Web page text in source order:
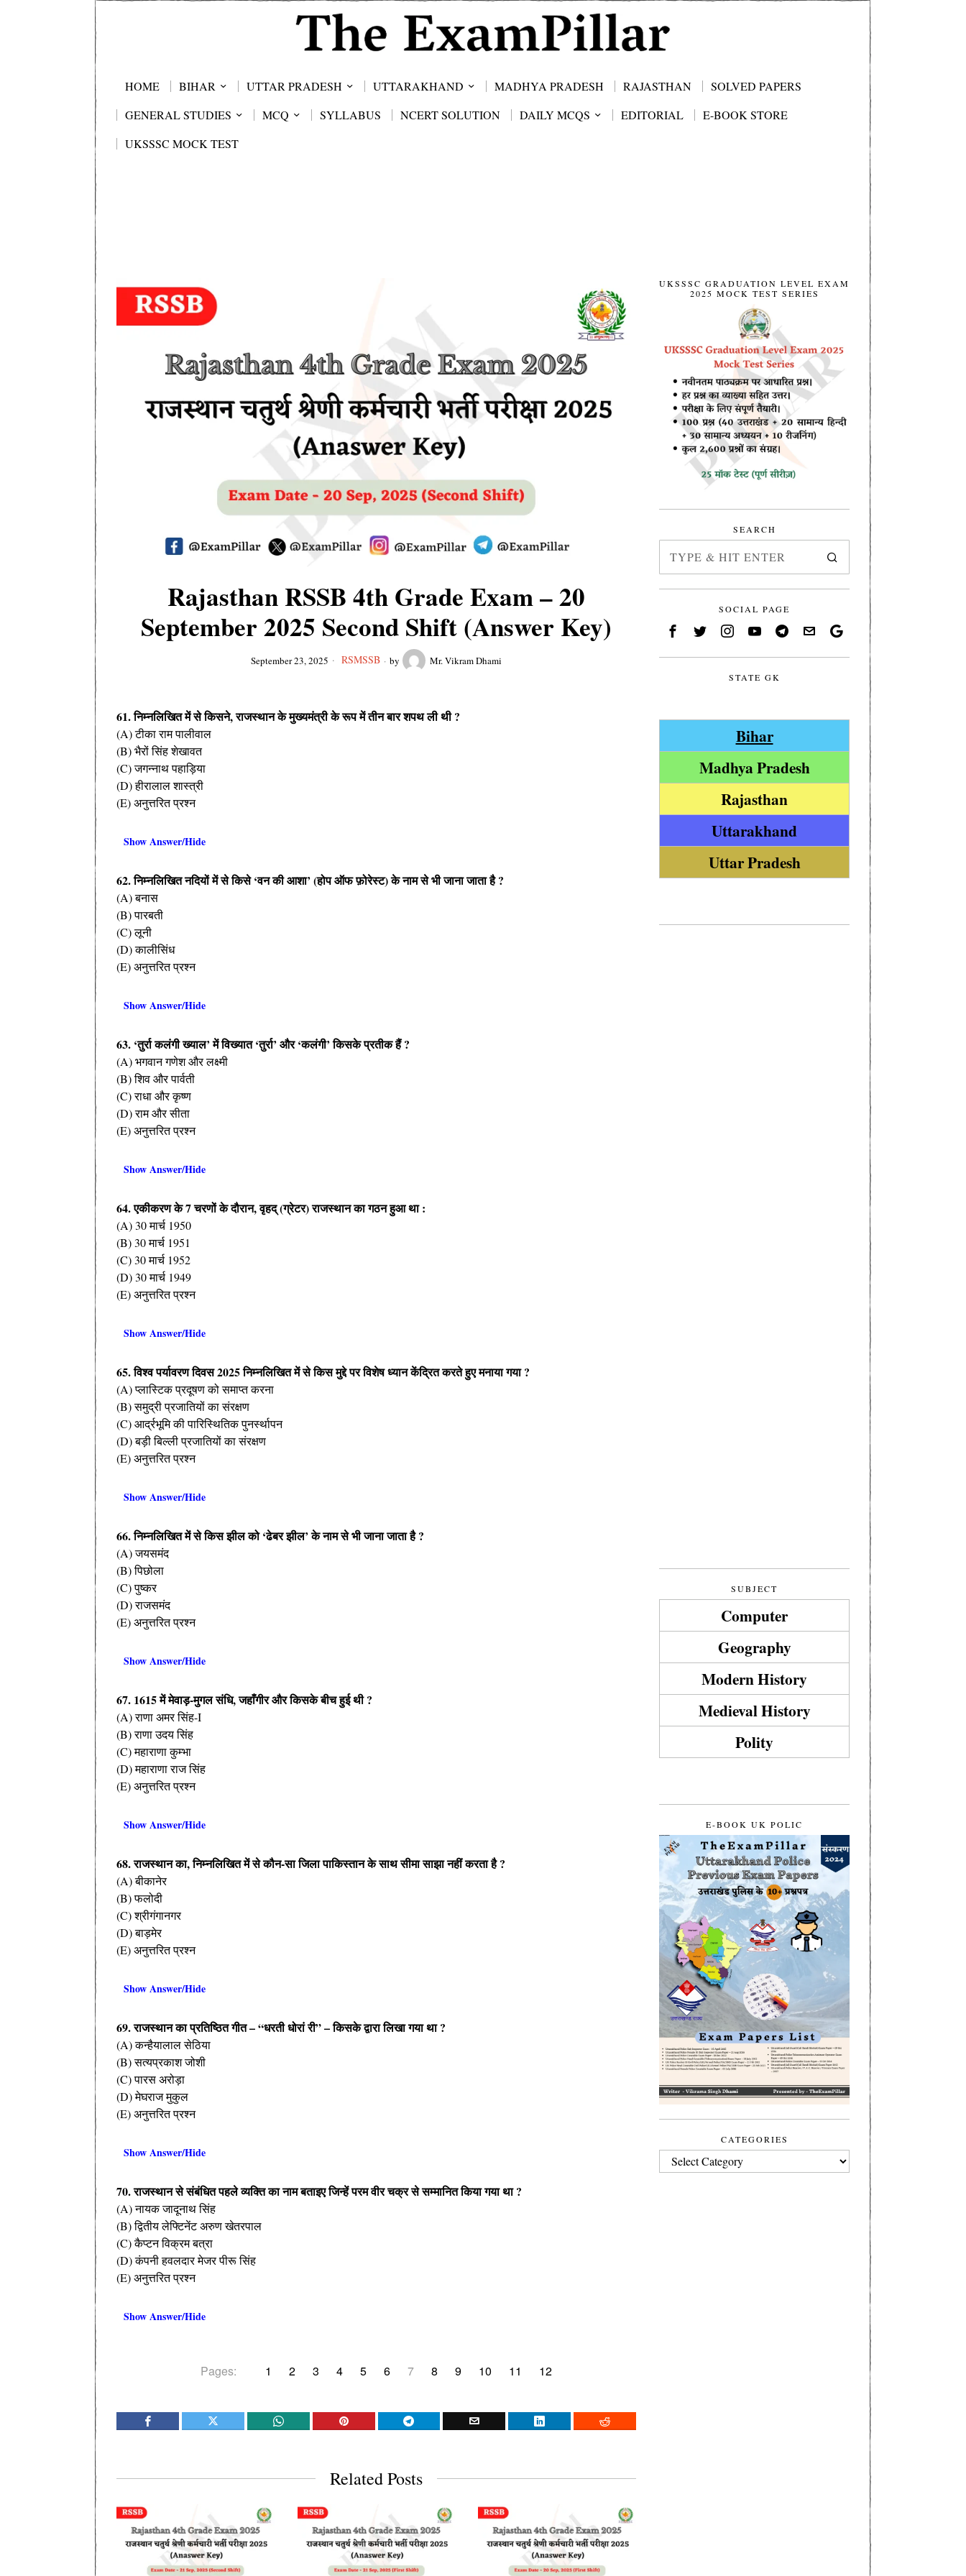
HOME BIHAR UTTAR PRADESH UTTARAKHAND MADHYA PRADESH RAJASTHAN
SOLVED PAPERS
GENERAL STUDIES
MCQ SYLLABUS NCERT SOLUTION DAILY MCQS EDITORIAL
E-BOOK STORE
UKSSSC MOCK TEST
Rajasthan RSSB 4th Grade Exam – 20
September 2025 Second Shift (Answer Key)
September 23, 2025 RSMSSB by Mr. Vikram Dhami
61. निम्नलिखित में से किसने, राजस्थान के मुख्यमंत्री के रूप में तीन बार शपथ ली थी ?
(A) टीका राम पालीवाल
(B) भैरों सिंह शेखावत
(C) जगन्नाथ पहाड़िया
(D) हीरालाल शास्त्री
(E) अनुत्तरित प्रश्न
Show Answer/Hide
62. निम्नलिखित नदियों में से किसे ‘वन की आशा’ (होप ऑफ फ़ोरेस्ट) के नाम से भी जाना जाता है ?
(A) बनास
(B) पारबती
(C) लूनी
(D) कालीसिंध
(E) अनुत्तरित प्रश्न
Show Answer/Hide
63. ‘तुर्रा कलंगी ख्याल’ में विख्यात ‘तुर्रा’ और ‘कलंगी’ किसके प्रतीक हैं ?
(A) भगवान गणेश और लक्ष्मी
(B) शिव और पार्वती
(C) राधा और कृष्ण
(D) राम और सीता
(E) अनुत्तरित प्रश्न
Show Answer/Hide
64. एकीकरण के 7 चरणों के दौरान, वृहद् (ग्रेटर) राजस्थान का गठन हुआ था :
(A) 30 मार्च 1950
(B) 30 मार्च 1951
(C) 30 मार्च 1952
(D) 30 मार्च 1949
(E) अनुत्तरित प्रश्न
Show Answer/Hide
65. विश्व पर्यावरण दिवस 2025 निम्नलिखित में से किस मुद्दे पर विशेष ध्यान केंद्रित करते हुए मनाया गया ?
(A) प्लास्टिक प्रदूषण को समाप्त करना
(B) समुद्री प्रजातियों का संरक्षण
(C) आर्द्रभूमि की पारिस्थितिक पुनर्स्थापन
(D) बड़ी बिल्ली प्रजातियों का संरक्षण
(E) अनुत्तरित प्रश्न
Show Answer/Hide
66. निम्नलिखित में से किस झील को ‘ढेबर झील’ के नाम से भी जाना जाता है ?
(A) जयसमंद
(B) पिछोला
(C) पुष्कर
(D) राजसमंद
(E) अनुत्तरित प्रश्न
Show Answer/Hide
67. 1615 में मेवाड़-मुगल संधि, जहाँगीर और किसके बीच हुई थी ?
(A) राणा अमर सिंह-I
(B) राणा उदय सिंह
(C) महाराणा कुम्भा
(D) महाराणा राज सिंह
(E) अनुत्तरित प्रश्न
Show Answer/Hide
68. राजस्थान का, निम्नलिखित में से कौन-सा जिला पाकिस्तान के साथ सीमा साझा नहीं करता है ?
(A) बीकानेर
(B) फलोदी
(C) श्रीगंगानगर
(D) बाड़मेर
(E) अनुत्तरित प्रश्न
Show Answer/Hide
69. राजस्थान का प्रतिष्ठित गीत – “धरती धोरां री” – किसके द्वारा लिखा गया था ?
(A) कन्हैयालाल सेठिया
(B) सत्यप्रकाश जोशी
(C) पारस अरोड़ा
(D) मेघराज मुकुल
(E) अनुत्तरित प्रश्न
Show Answer/Hide
70. राजस्थान से संबंधित पहले व्यक्ति का नाम बताइए जिन्हें परम वीर चक्र से सम्मानित किया गया था ?
(A) नायक जादूनाथ सिंह
(B) द्वितीय लेफ्टिनेंट अरुण खेतरपाल
(C) कैप्टन विक्रम बत्रा
(D) कंपनी हवलदार मेजर पीरू सिंह
(E) अनुत्तरित प्रश्न
Show Answer/Hide
Pages: 1 2 3 4 5 6 7 8 9 10 11 12
Related Posts
UKSSSC GRADUATION LEVEL EXAM
2025 MOCK TEST SERIES
SEARCH
SOCIAL PAGE
STATE GK
Bihar
Madhya Pradesh
Rajasthan
Uttarakhand
Uttar Pradesh
SUBJECT
Computer
Geography
Modern History
Medieval History
Polity
E-BOOK UK POLIC
CATEGORIES
CATEGORIES